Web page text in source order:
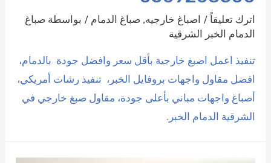
اترك تعليقاً / اصباغ خارجيه,صباغ الدمام / بواسطة صباغ
الدمام الخبر الشرقية
تنفيذ اعمل اصبغ خارجية بأقل سعر وافضل جودة بالدمام،
افضل مقاول واجهات بروفايل الخبر، تنفيذ رشات أمريكي،
أصباغ واجهات مباني بأعلى جودة، مقاول صبغ خارجي في
الشرقية الدمام الخبر.